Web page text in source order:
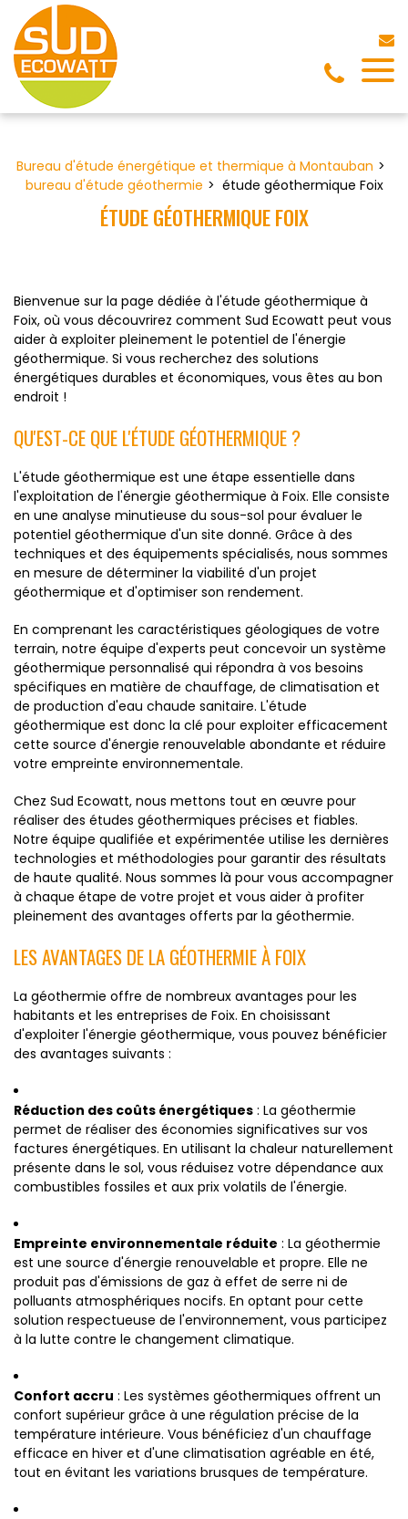
Bureau d'étude énergétique et thermique à Montauban
bureau d'étude géothermie
étude géothermique Foix
ÉTUDE GÉOTHERMIQUE FOIX
Bienvenue sur la page dédiée à l'étude géothermique à
Foix, où vous découvrirez comment Sud Ecowatt peut vous
aider à exploiter pleinement le potentiel de l'énergie
géothermique. Si vous recherchez des solutions
énergétiques durables et économiques, vous êtes au bon
endroit !
QU'EST-CE QUE L'ÉTUDE GÉOTHERMIQUE ?
L'étude géothermique est une étape essentielle dans
l'exploitation de l'énergie géothermique à Foix. Elle consiste
en une analyse minutieuse du sous-sol pour évaluer le
potentiel géothermique d'un site donné. Grâce à des
techniques et des équipements spécialisés, nous sommes
en mesure de déterminer la viabilité d'un projet
géothermique et d'optimiser son rendement.
En comprenant les caractéristiques géologiques de votre
terrain, notre équipe d'experts peut concevoir un système
géothermique personnalisé qui répondra à vos besoins
spécifiques en matière de chauffage, de climatisation et
de production d'eau chaude sanitaire. L'étude
géothermique est donc la clé pour exploiter efficacement
cette source d'énergie renouvelable abondante et réduire
votre empreinte environnementale.
Chez Sud Ecowatt, nous mettons tout en œuvre pour
réaliser des études géothermiques précises et fiables.
Notre équipe qualifiée et expérimentée utilise les dernières
technologies et méthodologies pour garantir des résultats
de haute qualité. Nous sommes là pour vous accompagner
à chaque étape de votre projet et vous aider à profiter
pleinement des avantages offerts par la géothermie.
LES AVANTAGES DE LA GÉOTHERMIE À FOIX
La géothermie offre de nombreux avantages pour les
habitants et les entreprises de Foix. En choisissant
d'exploiter l'énergie géothermique, vous pouvez bénéficier
des avantages suivants :
Réduction des coûts énergétiques : La géothermie
permet de réaliser des économies significatives sur vos
factures énergétiques. En utilisant la chaleur naturellement
présente dans le sol, vous réduisez votre dépendance aux
combustibles fossiles et aux prix volatils de l'énergie.
Empreinte environnementale réduite : La géothermie
est une source d'énergie renouvelable et propre. Elle ne
produit pas d'émissions de gaz à effet de serre ni de
polluants atmosphériques nocifs. En optant pour cette
solution respectueuse de l'environnement, vous participez
à la lutte contre le changement climatique.
Confort accru : Les systèmes géothermiques offrent un
confort supérieur grâce à une régulation précise de la
température intérieure. Vous bénéficiez d'un chauffage
efficace en hiver et d'une climatisation agréable en été,
tout en évitant les variations brusques de température.
Panneau de gestion des cookies